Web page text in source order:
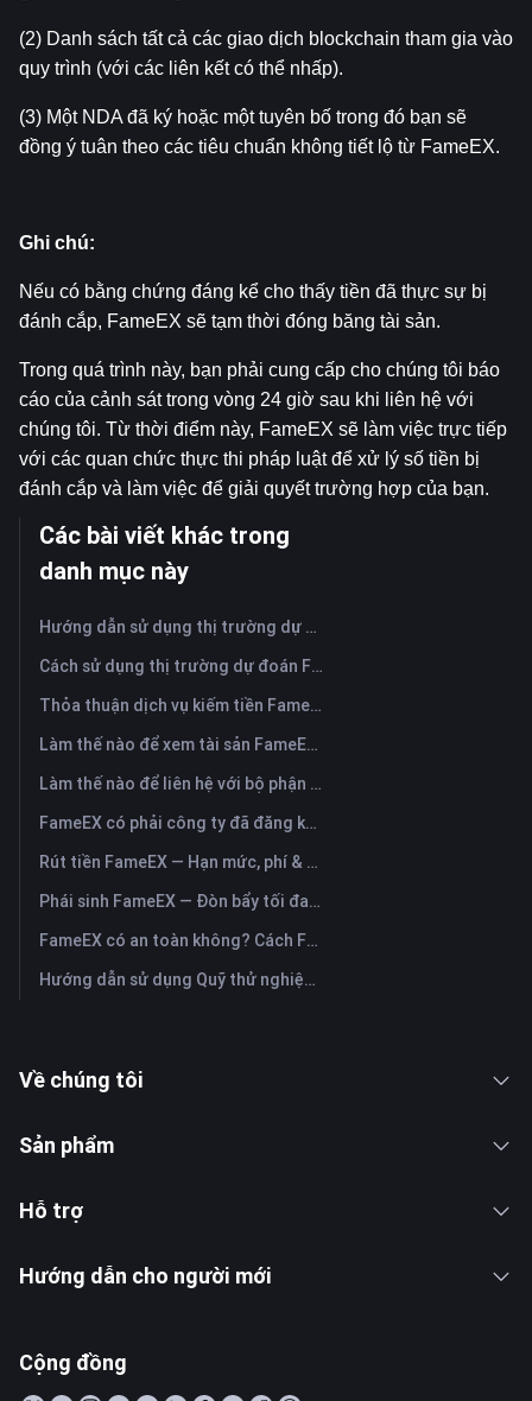
(2) Danh sách tất cả các giao dịch blockchain tham gia vào
quy trình (với các liên kết có thể nhấp).
(3) Một NDA đã ký hoặc một tuyên bố trong đó bạn sẽ
đồng ý tuân theo các tiêu chuẩn không tiết lộ từ FameEX.
Ghi chú:
Nếu có bằng chứng đáng kể cho thấy tiền đã thực sự bị
đánh cắp, FameEX sẽ tạm thời đóng băng tài sản.
Trong quá trình này, bạn phải cung cấp cho chúng tôi báo
cáo của cảnh sát trong vòng 24 giờ sau khi liên hệ với
chúng tôi. Từ thời điểm này, FameEX sẽ làm việc trực tiếp
với các quan chức thực thi pháp luật để xử lý số tiền bị
đánh cắp và làm việc để giải quyết trường hợp của bạn.
Các bài viết khác trong
danh mục này
Hướng dẫn sử dụng thị trường dự đoán FameEX? (Ứng dụng)
Cách sử dụng thị trường dự đoán FameEX? (Trang web)
Thỏa thuận dịch vụ kiếm tiền FameEX
Làm thế nào để xem tài sản FameEX và chuyển tiền? (Ứng dụng)
Làm thế nào để liên hệ với bộ phận hỗ trợ khách hàng trực tuyến của FameEX?
FameEX có phải công ty đã đăng ký không? Pháp nhân vận hành & đăng ký
Rút tiền FameEX — Hạn mức, phí & thời gian
Phái sinh FameEX — Đòn bẩy tối đa, phí & vĩnh cửu USDⓈ-M
FameEX có an toàn không? Cách FameEX bảo vệ tài sản người dùng
Hướng dẫn sử dụng Quỹ thử nghiệm FameEX Futures Trial Fund Plus?
Về chúng tôi
Sản phẩm
Hỗ trợ
Hướng dẫn cho người mới
Cộng đồng